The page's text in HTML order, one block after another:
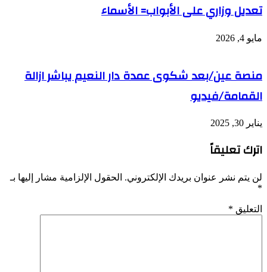
تعديل وزاري على الأبواب= الأسماء
مايو 4, 2026
منصة عين/بعد شكوى عمدة دار النعيم يباشر ازالة
القمامة/فيديو
يناير 30, 2025
اترك تعليقاً
لن يتم نشر عنوان بريدك الإلكتروني. الحقول الإلزامية مشار إليها بـ
*
التعليق *